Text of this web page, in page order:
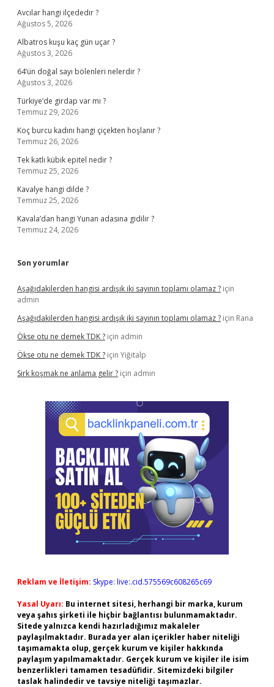
Avcılar hangi ilçededir ?
Ağustos 5, 2026
Albatros kuşu kaç gün uçar ?
Ağustos 3, 2026
64’ün doğal sayı bölenleri nelerdir ?
Ağustos 3, 2026
Türkiye’de girdap var mı ?
Temmuz 29, 2026
Koç burcu kadını hangi çiçekten hoşlanır ?
Temmuz 26, 2026
Tek katlı kübik epitel nedir ?
Temmuz 25, 2026
Kavalye hangi dilde ?
Temmuz 25, 2026
Kavala’dan hangi Yunan adasına gidilir ?
Temmuz 24, 2026
Son yorumlar
Aşağıdakilerden hangisi ardışık iki sayının toplamı olamaz ? için
admin
Aşağıdakilerden hangisi ardışık iki sayının toplamı olamaz ? için Rana
Ökse otu ne demek TDK ? için admin
Ökse otu ne demek TDK ? için Yiğitalp
Sirk koşmak ne anlama gelir ? için admin
Reklam ve İletişim: Skype: live:.cid.575569c608265c69
Yasal Uyarı: Bu internet sitesi, herhangi bir marka, kurum
veya şahıs şirketi ile hiçbir bağlantısı bulunmamaktadır.
Sitede yalnızca kendi hazırladığımız makaleler
paylaşılmaktadır. Burada yer alan içerikler haber niteliği
taşımamakta olup, gerçek kurum ve kişiler hakkında
paylaşım yapılmamaktadır. Gerçek kurum ve kişiler ile isim
benzerlikleri tamamen tesadüfidir. Sitemizdeki bilgiler
taslak halindedir ve tavsiye niteliği taşımazlar.